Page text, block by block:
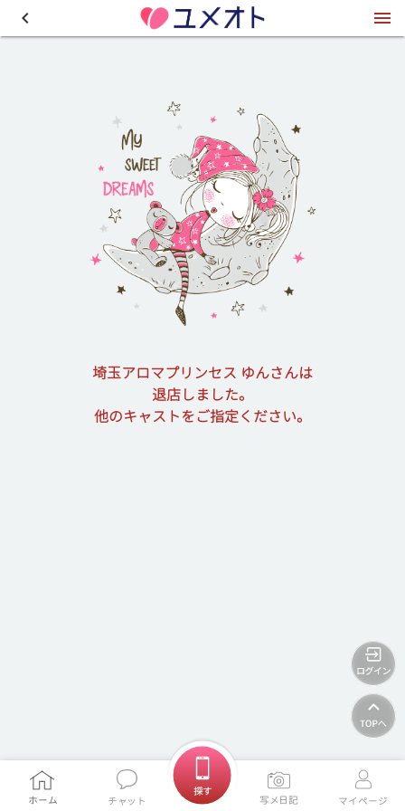
埼玉アロマプリンセス ゆんさんは
退店しました。
他のキャストをご指定ください。
ホームに戻る
ホーム チャット
探す
写メ日記 マイページ